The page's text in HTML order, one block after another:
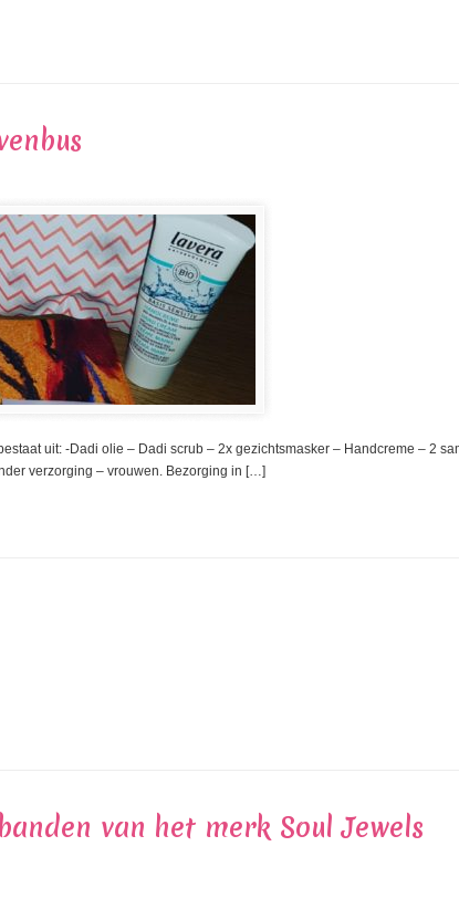
uit: -Dadi olie – Dadi scrub – 2x gezichtsmasker – Handcreme – 2
verzorging – vrouwen. Bezorging in […]
van het merk Soul Jewels